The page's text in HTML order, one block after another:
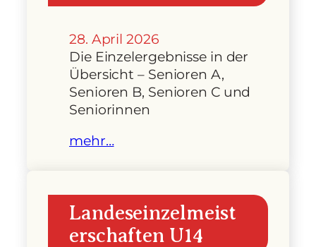
28. April 2026
Die Einzelergebnisse in der
Übersicht – Senioren A,
Senioren B, Senioren C und
Seniorinnen
mehr…
Landeseinzelmeist
erschaften U14